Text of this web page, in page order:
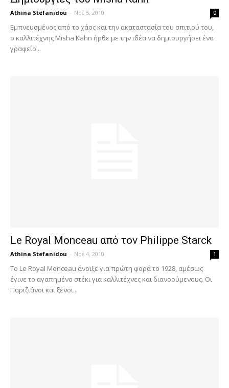
Athina Stefanidou - Νοέ 5, 2010 0
Εμπνευσμένος από το χάος και την ακαταστασία του σπιτιού του,
ο καλλιτέχνης Misha Kahn ήρθε με την ιδέα να δημιουργήσει ένα
γραφείο...
Le Royal Monceau από τον Philippe Starck
Athina Stefanidou - Νοέ 4, 2010 1
Το Le Royal Monceau άνοιξε για πρώτη φορά το 1928, αμέσως
έγινε το αγαπημένο στέκι για καλλιτέχνες και διανοούμενους. Οι
Παριζιάνοι και ξένοι...